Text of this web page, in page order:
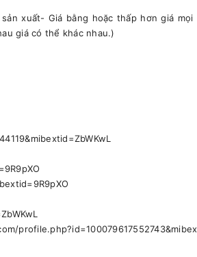
xuất- Giá bằng hoặc thấp hơn giá mọi
giá có thể khác nhau.)